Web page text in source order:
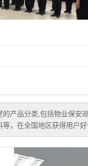
的产品分类,包括物业保安
，在全国地区获得用户